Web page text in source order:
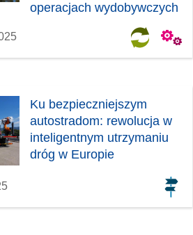
operacjach wydobywczych
Ku bezpieczniejszym
autostradom: rewolucja w
inteligentnym utrzymaniu
dróg w Europie